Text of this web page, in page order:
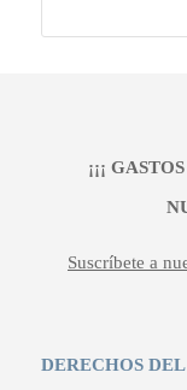
¡¡¡
Suscríbete a
DERECHOS